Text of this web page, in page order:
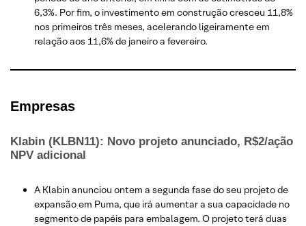
6,3%. Por fim, o investimento em construção cresceu 11,8%
nos primeiros três meses, acelerando ligeiramente em
relação aos 11,6% de janeiro a fevereiro.
Empresas
Klabin (KLBN11): Novo projeto anunciado, R$2/ação
NPV adicional
A Klabin anunciou ontem a segunda fase do seu projeto de
expansão em Puma, que irá aumentar a sua capacidade no
segmento de papéis para embalagem. O projeto terá duas